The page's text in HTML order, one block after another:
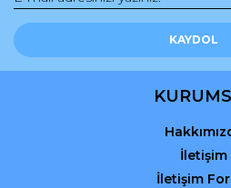
KAYDOL
İletişim
İletişim